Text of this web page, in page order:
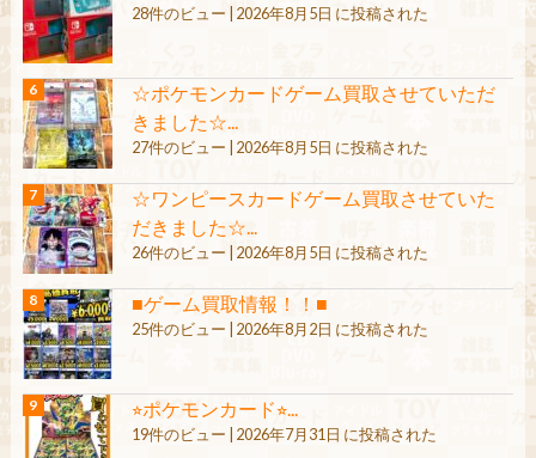
28件のビュー 2026年8月5日 に投稿された
☆ポケモンカードゲーム買取させていただ
きました☆...
27件のビュー 2026年8月5日 に投稿された
☆ワンピースカードゲーム買取させていた
だきました☆...
26件のビュー 2026年8月5日 に投稿された
■ゲーム買取情報！！■
25件のビュー 2026年8月2日 に投稿された
⭐︎ポケモンカード⭐︎...
19件のビュー 2026年7月31日 に投稿された